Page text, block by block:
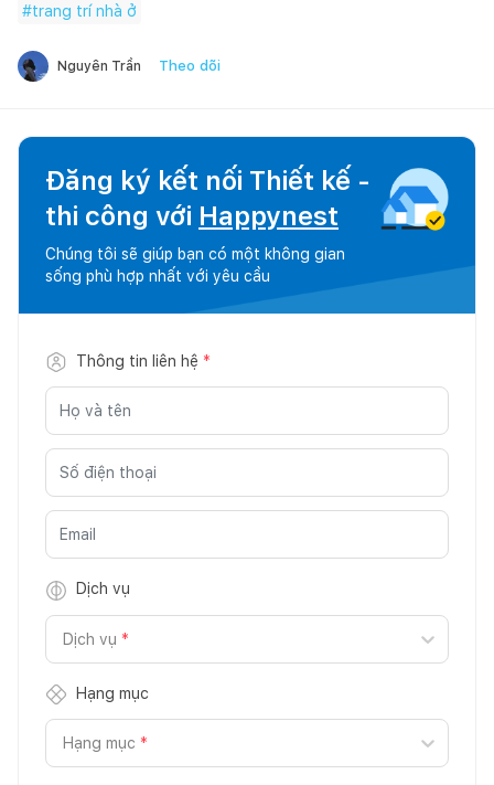
#trang trí nhà ở
Nguyên Trần Theo dõi
Đăng ký kết nối Thiết kế -
thi công với Happynest
Chúng tôi sẽ giúp bạn có một không gian
sống phù hợp nhất với yêu cầu
Thông tin liên hệ *
Dịch vụ
Dịch vụ *
Hạng mục
Hạng mục *